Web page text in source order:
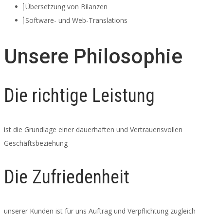
Übersetzung von Bilanzen
Software- und Web-Translations
Unsere Philosophie
Die richtige Leistung
ist die Grundlage einer dauerhaften und Vertrauensvollen
Geschäftsbeziehung
Die Zufriedenheit
unserer Kunden ist für uns Auftrag und Verpflichtung zugleich